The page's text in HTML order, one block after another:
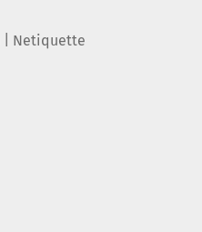
Netiquette